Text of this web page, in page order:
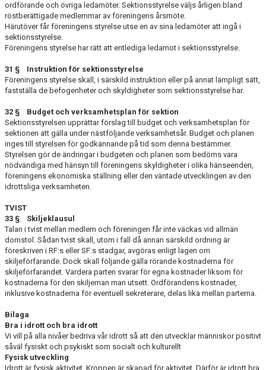
ordförande och övriga ledamöter. Sektionsstyrelse väljs årligen bland
röstberättigade medlemmar av föreningens årsmöte.
Härutöver får föreningens styrelse utse en av sina ledamöter att ingå i
sektionsstyrel­se.
Föreningens styrelse har rätt att entlediga ledamot i sektionsstyrelse.
31 § Instruktion för sektionsstyrelse
Föreningens styrelse skall, i särskild instruktion eller på annat lämpligt sätt,
fastställa de befogenhe­ter och skyldigheter som sektionsstyrelse har.
32 § Budget och verksamhetsplan för sektion
Sektionsstyrelsen upprättar förslag till budget och verksamhetsplan för
sektionen att gälla under nästföljande verksamhetsår. Budget och planen
inges till styrelsen för godkännande på tid som denna bestämmer.
Styrelsen gör de ändringar i budgeten och planen som bedöms vara
nödvändiga med hänsyn till föreningens skyldigheter i olika hänseenden,
föreningens ekonomiska ställning eller den väntade utvecklingen av den
idrottsliga verksamheten.
TVIST
33 § Skiljeklausul
Talan i tvist mellan medlem och föreningen får inte väckas vid allmän
domstol. Sådan tvist skall, utom i fall då annan särskild ordning är
föreskriven i RF:s eller SF:s stadgar, avgöras enligt lagen om
skiljeförfarande. Dock skall följande gälla rörande kostnaderna för
skiljeförfarandet. Vardera parten svarar för egna kostnader liksom för
kostnaderna för den skiljeman man utsett. Ordförandens kostnader,
inklusive kostnaderna för eventuell sekreterare, delas lika mellan parterna.
Bilaga
Bra i idrott och bra idrott
Vi vill på alla nivåer bedriva vår idrott så att den utvecklar människor positivt
såväl fysiskt och psykiskt som socialt och kulturellt
Fysisk utveckling
Idrott är fysisk aktivitet. Kroppen är skapad för aktivitet. Därför är idrott bra